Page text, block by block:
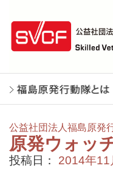
公益社団法人福島原発
原発ウォッ
投稿日： 2014年11